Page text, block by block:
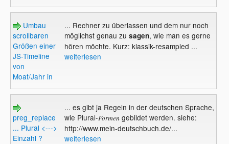
Umbau
scrollbaren
Größen einer
JS-Timeline
von
Moat/Jahr in
... Rechner zu überlassen und dem nur noch
möglichst genau zu sagen, wie man es gerne
hören möchte. Kurz: klassik-resampled ...
weiterlesen
preg_replace
... Plural <--->
Einzahl ?
... es gibt ja Regeln in der deutschen Sprache,
wie Plural-Formengebildet werden. siehe:
http://www.mein-deutschbuch.de/...
weiterlesen